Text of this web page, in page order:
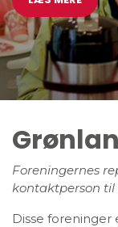
Foreningernes
kontaktperson til
Disse